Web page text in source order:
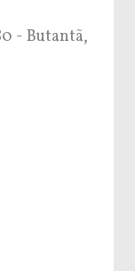
- Butantã,